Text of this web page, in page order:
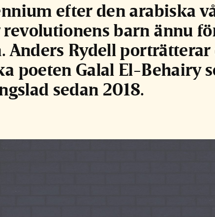
efter den arabiska
barn ännu
Anders Rydell porträtterar
poeten Galal El-Behairy
sedan 2018.